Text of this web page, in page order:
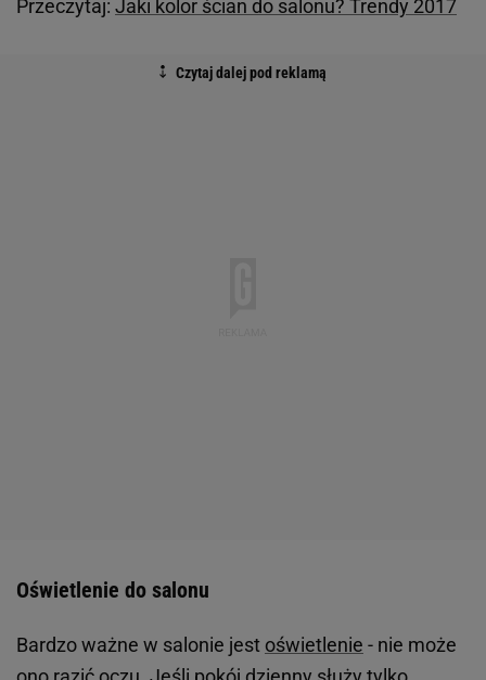
Przeczytaj: Jaki kolor ścian do salonu? Trendy 2017
Oświetlenie do salonu
Bardzo ważne w salonie jest oświetlenie - nie może